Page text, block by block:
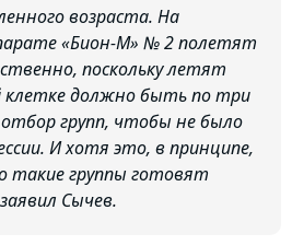
возраста. На
«Бион-М» № 2 полетят
поскольку летят
клетке должно быть по три
групп, чтобы не было
И хотя это, в принципе,
такие группы готовят
Сычев.